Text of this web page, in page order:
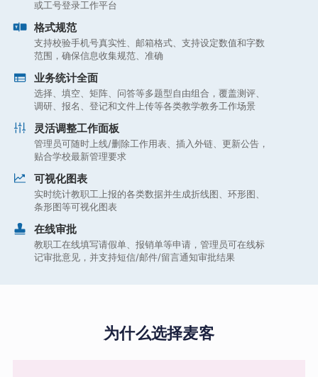
或工号登录工作平台
格式规范
支持校验手机号真实性、邮箱格式、支持设定数值和字数
范围，确保信息收集规范、准确
业务统计全面
选择、填空、矩阵、问答等多题型自由组合，覆盖测评、
调研、报名、登记和文件上传等各类教学教务工作场景
灵活调整工作面板
管理员可随时上线/删除工作用表、插入外链、更新公告，
贴合学校最新管理要求
可视化图表
实时统计教职工上报的各类数据并生成折线图、环形图、
条形图等可视化图表
在线审批
教职工在线填写请假单、报销单等申请，管理员可在线标
记审批意见，并支持短信/邮件/留言通知审批结果
为什么选择麦客